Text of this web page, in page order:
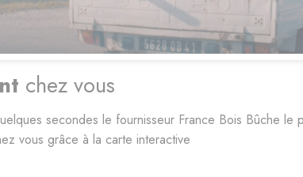
STÈRES/m
» correspond à 1 m3 de bois empilés,
avec des bûches de 1 m de longueur, toutes empilées